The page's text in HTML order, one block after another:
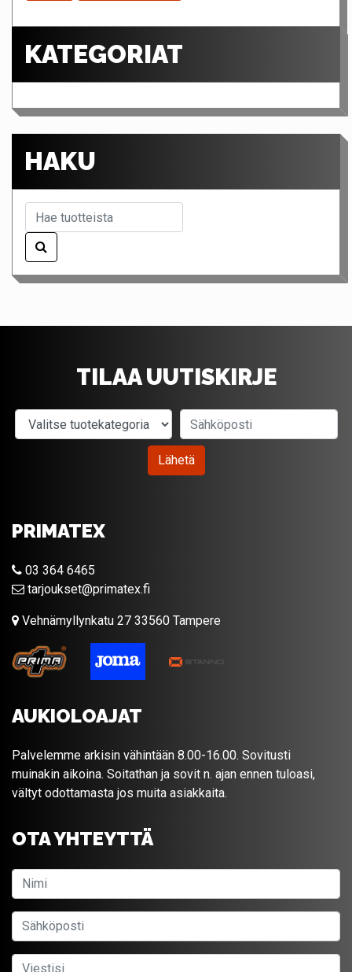
KATEGORIAT
HAKU
TILAA UUTISKIRJE
Valitse tuotekategoria
Lähetä
PRIMATEX
03 364 6465
tarjoukset@primatex.fi
Vehnämyllynkatu 27 33560 Tampere
AUKIOLOAJAT
Palvelemme arkisin vähintään 8.00-16.00. Sovitusti
muinakin aikoina. Soitathan ja sovit n. ajan ennen tuloasi,
vältyt odottamasta jos muita asiakkaita.
OTA YHTEYTTÄ